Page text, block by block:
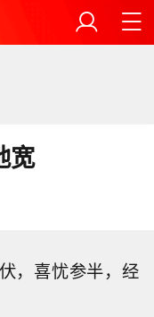
宽
，喜忧参半，经